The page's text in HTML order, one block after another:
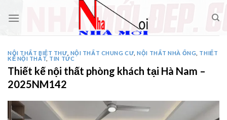
NỘI THẤT BIỆT THƯ NỘI THẤT CHUNG CƯ ,NỘI THẤT NHÀ ỐNG
THIẾT
KẾ NỘI THẤT, TIN TỨC
Thiết kế nội thất phòng khách tại Hà Nam –
2025NM142